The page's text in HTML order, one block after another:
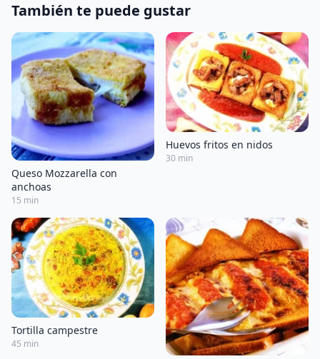
También te puede gustar
Queso Mozzarella con
anchoas
15 min
Huevos fritos en nidos
30 min
Tortilla campestre
45 min